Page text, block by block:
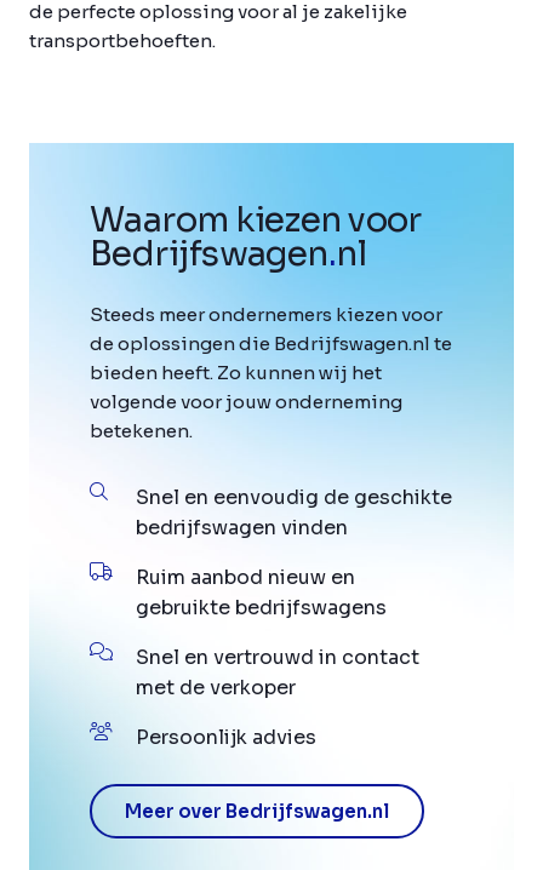
de perfecte oplossing voor al je zakelijke
transportbehoeften.
Waarom kiezen voor
Bedrijfswagen.nl
Steeds meer ondernemers kiezen voor
de oplossingen die Bedrijfswagen.nl te
bieden heeft. Zo kunnen wij het
volgende voor jouw onderneming
betekenen.
Snel en eenvoudig de geschikte
bedrijfswagen vinden
Ruim aanbod nieuw en
gebruikte bedrijfswagens
Snel en vertrouwd in contact
met de verkoper
Persoonlijk advies
Meer over Bedrijfswagen.nl